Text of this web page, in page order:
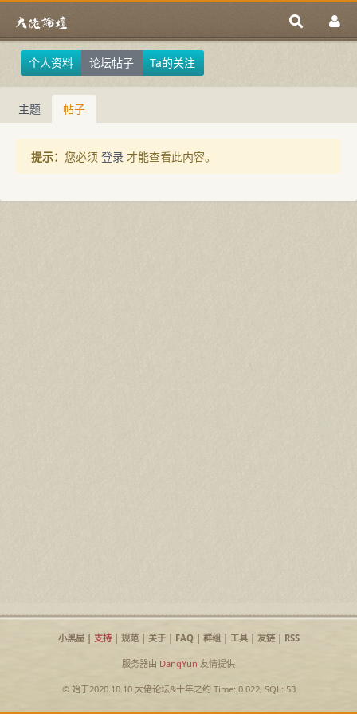
个人资料 论坛帖子 Ta的关注
主题 帖子
提示： 您必须 登录 才能查看此内容。
小黑屋| 支持| 规范| 关于| FAQ| 群组| 工具| 友链| RSS
服务器由 DangYun 友情提供
© 始于2020.10.10 大佬论坛&十年之约Time: 0.022, SQL: 53